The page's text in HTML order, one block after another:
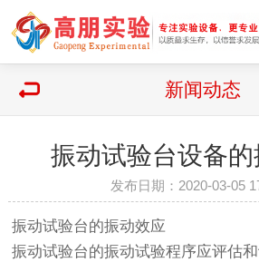
新闻动态
振动试验台设备
发布日期：2020-03-05
振动试验台的振动效应
振动试验台的振动试验程序应评估